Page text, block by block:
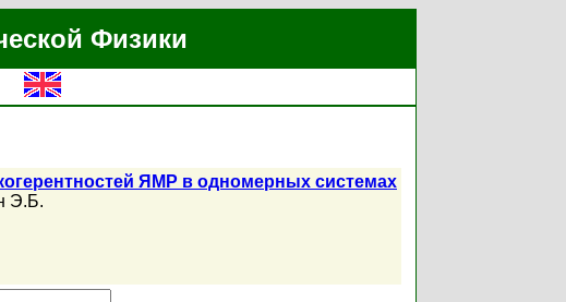
Физики
ЯМР в одномерных системах
Э.Б.